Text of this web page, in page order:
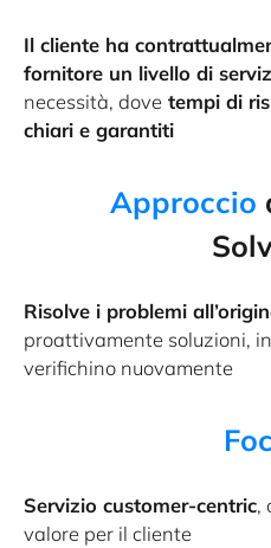
Il cliente ha
fornitore un livello di
necessità, dove tempi di
chiari e garantiti
Approccio
Risolve i problemi
proattivamente soluzioni,
verifichino nuovamente
Servizio customer-centric,
valore per il cliente